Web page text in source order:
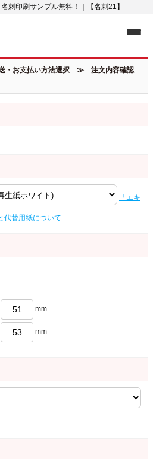
刺印刷サンプル無料！｜【名刺21】
支払い方法選択 ≫ 注文内容確認
「エキ
代替用紙について
mm
mm